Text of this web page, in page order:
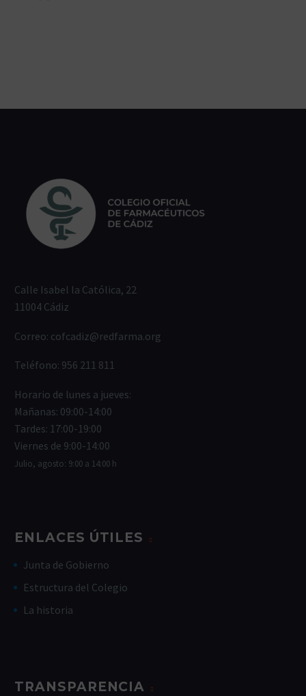
Calle Isabel la Católica, 22
11004 Cádiz
Correo: cofcadiz@redfarma.org
Teléfono: 956 211 811
Horario de lunes a jueves:
Mañanas: 09:00-14:00
Tardes: 17:00-19:00
Viernes de 9:00-14:00
Julio, agosto: 9:00 a 14:00 h
ENLACES ÚTILES
Junta de Gobierno
Estructura del Colegio
La historia
TRANSPARENCIA